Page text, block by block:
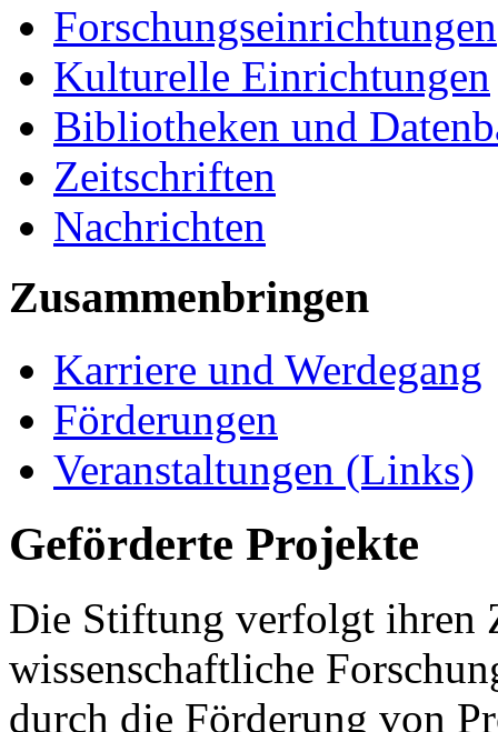
Forschungseinrichtungen
Kulturelle Einrichtungen
Bibliotheken und
Zeitschriften
Nachrichten
Zusammenbringen
Karriere und Werdegang
Förderungen
Veranstaltungen (Links)
Geförderte Projekte
Die Stiftung verfolgt ihren
wissenschaftliche
durch die Förderung von